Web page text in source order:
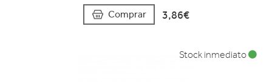
Comprar 3,86€
Stock inmediato